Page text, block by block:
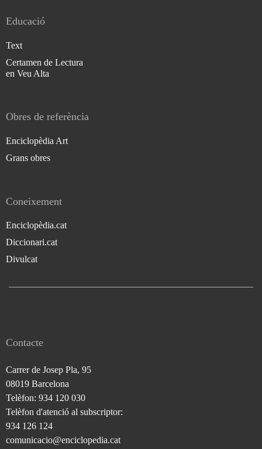
Educació
Text
Certamen de Lectura
en Veu Alta
Obres de referència
Enciclopèdia Art
Grans obres
Coneixement
Enciclopèdia.cat
Diccionari.cat
Divulcat
Contacte
Carrer de Josep Pla, 95
08019 Barcelona
Telèfon: 934 120 030
Telèfon d'atenció al subscriptor:
934 126 124
comunicacio@enciclopedia.cat